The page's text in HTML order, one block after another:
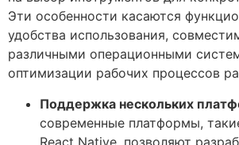
Эти особенности касаются
удобства использования,
различными операционными
оптимизации рабочих процессов
Поддержка нескольких
современные платформы,
React Native, позволяют